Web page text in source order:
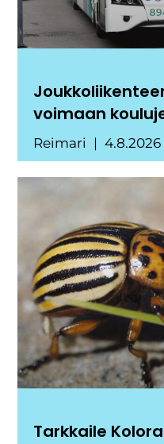
voimaan
Reimari 4.8.2026
Tarkkaile